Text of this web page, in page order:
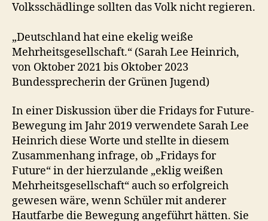
Volksschädlinge sollten das Volk nicht regieren.
„Deutschland hat eine ekelig weiße
Mehrheitsgesellschaft.“ (Sarah Lee Heinrich,
von Oktober 2021 bis Oktober 2023
Bundessprecherin der Grünen Jugend)
In einer Diskussion über die Fridays for Future-
Bewegung im Jahr 2019 verwendete Sarah Lee
Heinrich diese Worte und stellte in diesem
Zusammenhang infrage, ob „Fridays for
Future“ in der hierzulande „eklig weißen
Mehrheitsgesellschaft“ auch so erfolgreich
gewesen wäre, wenn Schüler mit anderer
Hautfarbe die Bewegung angeführt hätten. Sie